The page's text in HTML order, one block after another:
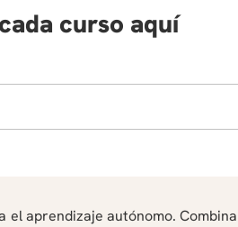
curso aquí
el aprendizaje autónomo.